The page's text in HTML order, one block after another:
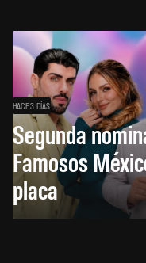
HACE 3 DÍAS
Segunda
Famosos
placa